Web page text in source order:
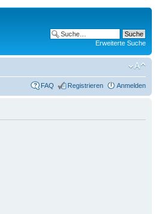
Erweiterte Suche
FAQ Registrieren Anmelden